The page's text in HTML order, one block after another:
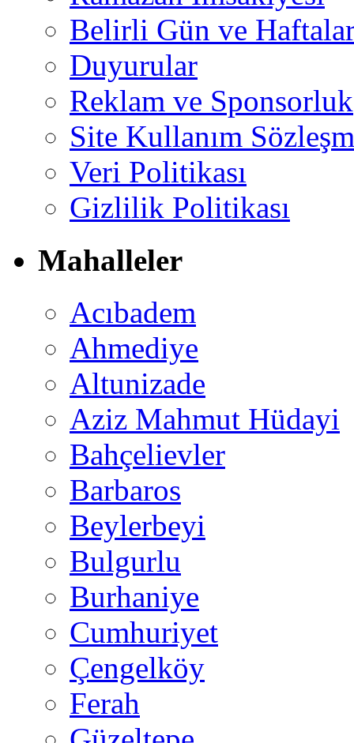
Belirli Gün ve
Duyurular
Reklam ve Sponsorluk
Site Kullanım
Veri Politikası
Gizlilik Politikası
Mahalleler
Acıbadem
Ahmediye
Altunizade
Aziz Mahmut Hüdayi
Bahçelievler
Barbaros
Beylerbeyi
Bulgurlu
Burhaniye
Cumhuriyet
Çengelköy
Ferah